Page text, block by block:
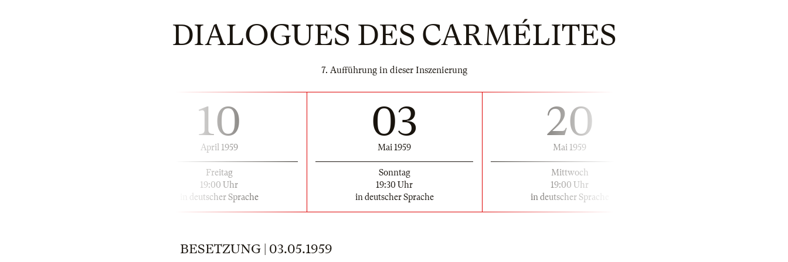
DIALOGUES DES CARMÉLITES
7. Aufführung in dieser Inszenierung
10
April 1959
Freitag
19:00 Uhr
in deutscher Sprache
03
Mai 1959
Sonntag
19:30 Uhr
in deutscher Sprache
20
Mai 1959
Mittwoch
19:00 Uhr
in deutscher Sprache
BESETZUNG | 03.05.1959